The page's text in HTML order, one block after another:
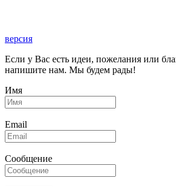
версия
Если у Вас есть идеи, пожелания или
напишите нам. Мы будем рады!
Имя
Email
Сообщение